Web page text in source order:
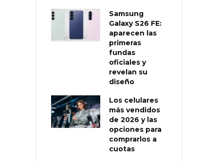
Samsung
Galaxy S26 FE:
aparecen las
primeras
fundas
oficiales y
revelan su
diseño
Los celulares
más vendidos
de 2026 y las
opciones para
comprarlos a
cuotas